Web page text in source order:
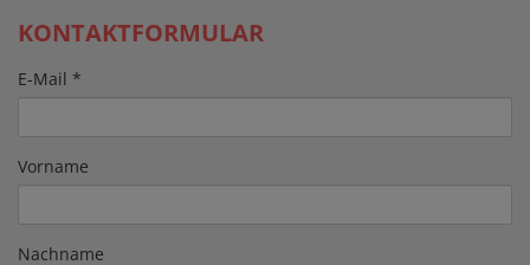
KONTAKTFORMULAR
E-Mail
Vorname
Nachname